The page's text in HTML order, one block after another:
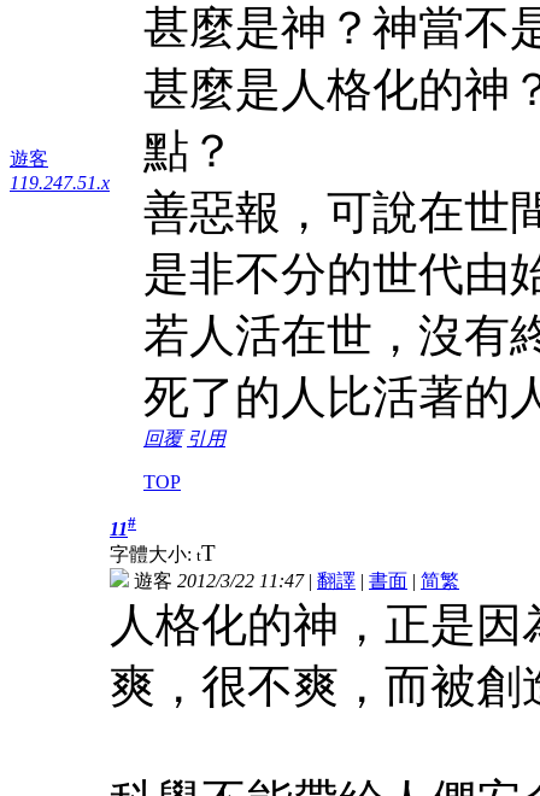
遊客
119.247.51.x
甚麼是神？神當不
甚麼是人格化的神
點？
善惡報，可說在世
是非不分的世代由
若人活在世，沒有
死了的人比活著的
回覆 引用
TOP
11#
字體大小: tT
遊客 2012/3/22 11:47| 翻譯 | 書面 | 简繁
人格化的神，正是
爽，很不爽，而被